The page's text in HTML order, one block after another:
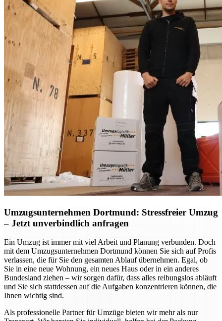
Umzugsunternehmen Dortmund: Stressfreier Umzug
– Jetzt unverbindlich anfragen
Ein Umzug ist immer mit viel Arbeit und Planung verbunden. Doch
mit dem Umzugsunternehmen Dortmund können Sie sich auf Profis
verlassen, die für Sie den gesamten Ablauf übernehmen. Egal, ob
Sie in eine neue Wohnung, ein neues Haus oder in ein anderes
Bundesland ziehen – wir sorgen dafür, dass alles reibungslos abläuft
und Sie sich stattdessen auf die Aufgaben konzentrieren können, die
Ihnen wichtig sind.
Als professionelle Partner für Umzüge bieten wir mehr als nur